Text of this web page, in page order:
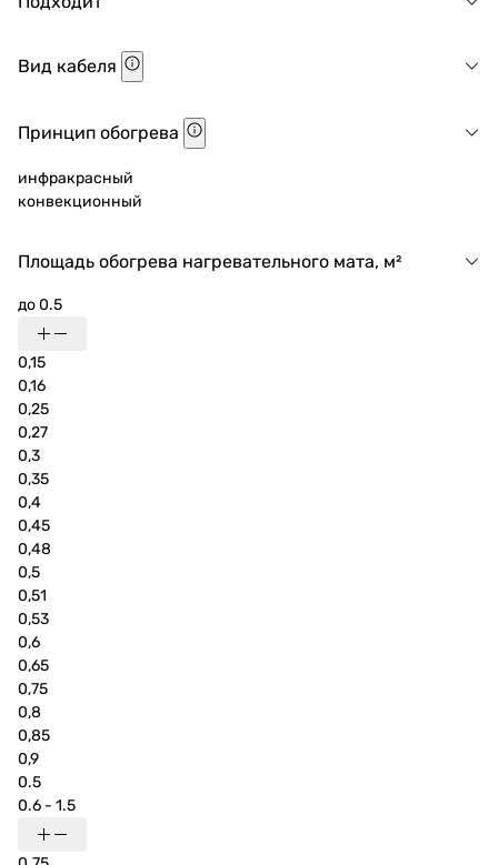
Вид кабеля
Принцип обогрева
инфракрасный
конвекционный
Площадь обогрева нагревательного мата, м²
до 0.5
0,15
0,16
0,25
0,27
0,3
0,35
0,4
0,45
0,48
0,5
0,51
0,53
0,6
0,65
0,75
0,8
0,85
0,9
0.5
0.6 - 1.5